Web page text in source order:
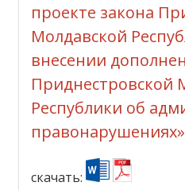
проекте закона
Молдавской
внесении
Приднестровской
Республики об
скачать: